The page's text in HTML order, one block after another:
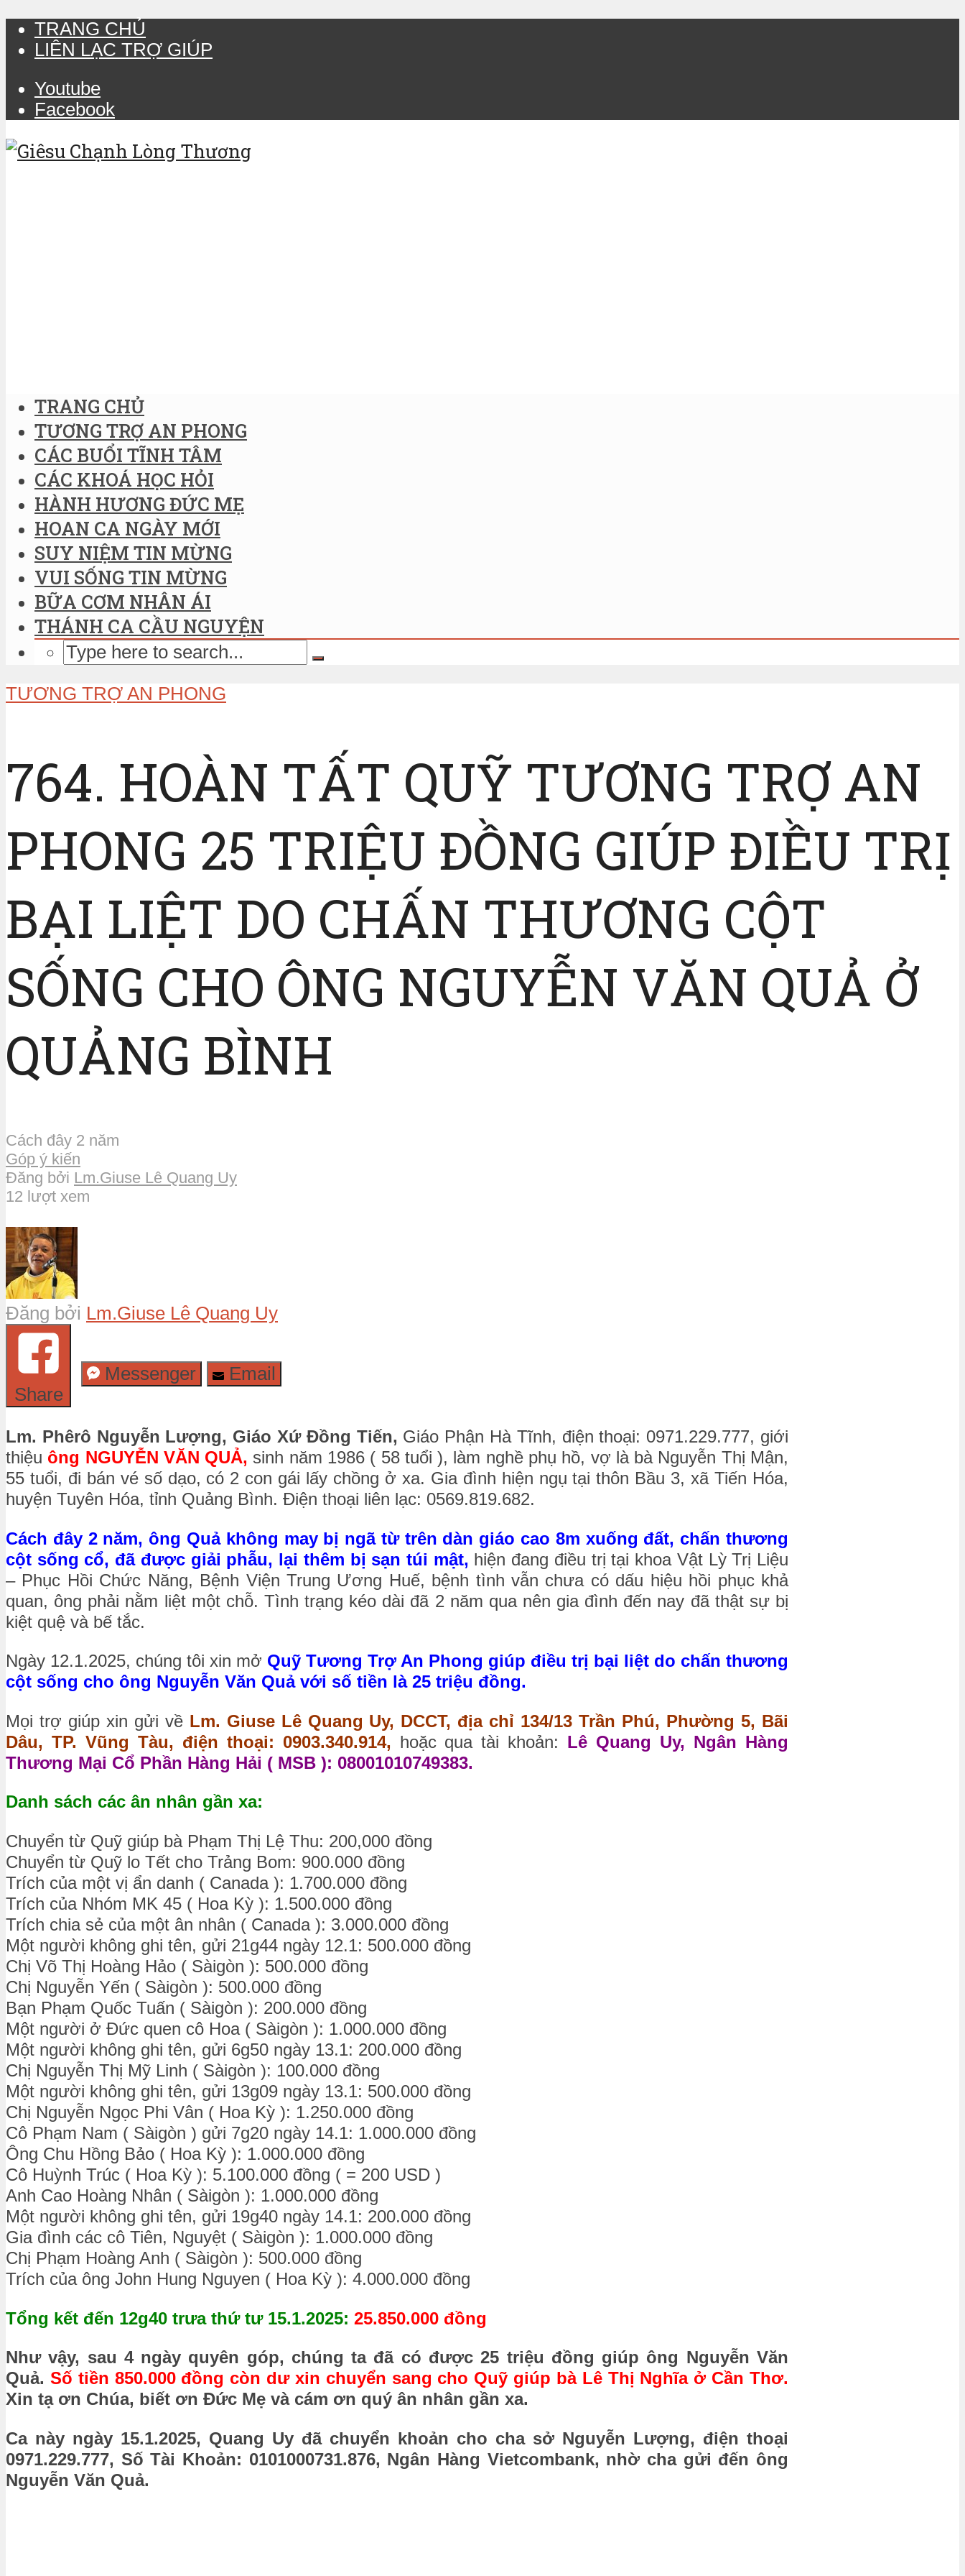
TRANG CHỦ
LIÊN LẠC TRỢ GIÚP
Youtube
Facebook
TRANG CHỦ
TƯƠNG TRỢ AN PHONG
CÁC BUỔI TĨNH TÂM
CÁC KHOÁ HỌC HỎI
HÀNH HƯƠNG ĐỨC MẸ
HOAN CA NGÀY MỚI
SUY NIỆM TIN MỪNG
VUI SỐNG TIN MỪNG
BỮA CƠM NHÂN ÁI
THÁNH CA CẦU NGUYỆN
TƯƠNG TRỢ AN PHONG
764. HOÀN TẤT QUỸ TƯƠNG TRỢ AN
PHONG 25 TRIỆU ĐỒNG GIÚP ĐIỀU TRỊ
BẠI LIỆT DO CHẤN THƯƠNG CỘT
SỐNG CHO ÔNG NGUYỄN VĂN QUẢ Ở
QUẢNG BÌNH
Cách đây 2 năm
Góp ý kiến
Đăng bởi Lm.Giuse Lê Quang Uy
12 lượt xem
Đăng bởi Lm.Giuse Lê Quang Uy
Share
Messenger Email
Lm. Phêrô Nguyễn Lượng, Giáo Xứ Đồng Tiến, Giáo Phận Hà Tĩnh, điện thoại: 0971.229.777, giới
thiệu ông NGUYỄN VĂN QUẢ, sinh năm 1986 ( 58 tuổi ), làm nghề phụ hồ, vợ là bà Nguyễn Thị Mận,
55 tuổi, đi bán vé số dạo, có 2 con gái lấy chồng ở xa. Gia đình hiện ngụ tại thôn Bầu 3, xã Tiến Hóa,
huyện Tuyên Hóa, tỉnh Quảng Bình. Điện thoại liên lạc: 0569.819.682.
Cách đây 2 năm, ông Quả không may bị ngã từ trên dàn giáo cao 8m xuống đất, chấn thương
cột sống cổ, đã được giải phẫu, lại thêm bị sạn túi mật, hiện đang điều trị tại khoa Vật Lỳ Trị Liệu
– Phục Hồi Chức Năng, Bệnh Viện Trung Ương Huế, bệnh tình vẫn chưa có dấu hiệu hồi phục khả
quan, ông phải nằm liệt một chỗ. Tình trạng kéo dài đã 2 năm qua nên gia đình đến nay đã thật sự bị
kiệt quệ và bế tắc.
Ngày 12.1.2025, chúng tôi xin mở Quỹ Tương Trợ An Phong giúp điều trị bại liệt do chấn thương
cột sống cho ông Nguyễn Văn Quả với số tiền là 25 triệu đồng.
Mọi trợ giúp xin gửi về Lm. Giuse Lê Quang Uy, DCCT, địa chỉ 134/13 Trần Phú, Phường 5, Bãi
Dâu, TP. Vũng Tàu, điện thoại: 0903.340.914, hoặc qua tài khoản: Lê Quang Uy, Ngân Hàng
Thương Mại Cổ Phần Hàng Hải ( MSB ): 08001010749383.
Danh sách các ân nhân gần xa:
Chuyển từ Quỹ giúp bà Phạm Thị Lệ Thu: 200,000 đồng
Chuyển từ Quỹ lo Tết cho Trảng Bom: 900.000 đồng
Trích của một vị ẩn danh ( Canada ): 1.700.000 đồng
Trích của Nhóm MK 45 ( Hoa Kỳ ): 1.500.000 đồng
Trích chia sẻ của một ân nhân ( Canada ): 3.000.000 đồng
Một người không ghi tên, gửi 21g44 ngày 12.1: 500.000 đồng
Chị Võ Thị Hoàng Hảo ( Sàigòn ): 500.000 đồng
Chị Nguyễn Yến ( Sàigòn ): 500.000 đồng
Bạn Phạm Quốc Tuấn ( Sàigòn ): 200.000 đồng
Một người ở Đức quen cô Hoa ( Sàigòn ): 1.000.000 đồng
Một người không ghi tên, gửi 6g50 ngày 13.1: 200.000 đồng
Chị Nguyễn Thị Mỹ Linh ( Sàigòn ): 100.000 đồng
Một người không ghi tên, gửi 13g09 ngày 13.1: 500.000 đồng
Chị Nguyễn Ngọc Phi Vân ( Hoa Kỳ ): 1.250.000 đồng
Cô Phạm Nam ( Sàigòn ) gửi 7g20 ngày 14.1: 1.000.000 đồng
Ông Chu Hồng Bảo ( Hoa Kỳ ): 1.000.000 đồng
Cô Huỳnh Trúc ( Hoa Kỳ ): 5.100.000 đồng ( = 200 USD )
Anh Cao Hoàng Nhân ( Sàigòn ): 1.000.000 đồng
Một người không ghi tên, gửi 19g40 ngày 14.1: 200.000 đồng
Gia đình các cô Tiên, Nguyệt ( Sàigòn ): 1.000.000 đồng
Chị Phạm Hoàng Anh ( Sàigòn ): 500.000 đồng
Trích của ông John Hung Nguyen ( Hoa Kỳ ): 4.000.000 đồng
Tổng kết đến 12g40 trưa thứ tư 15.1.2025: 25.850.000 đồng
Như vậy, sau 4 ngày quyên góp, chúng ta đã có được 25 triệu đồng giúp ông Nguyễn Văn
Quả. Số tiền 850.000 đồng còn dư xin chuyển sang cho Quỹ giúp bà Lê Thị Nghĩa ở Cần Thơ.
Xin tạ ơn Chúa, biết ơn Đức Mẹ và cám ơn quý ân nhân gần xa.
Ca này ngày 15.1.2025, Quang Uy đã chuyển khoản cho cha sở Nguyễn Lượng, điện thoại
0971.229.777, Số Tài Khoản: 0101000731.876, Ngân Hàng Vietcombank, nhờ cha gửi đến ông
Nguyễn Văn Quả.